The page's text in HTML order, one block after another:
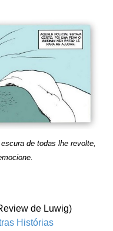
de todas lhe revolte,
de Luwig)
Histórias